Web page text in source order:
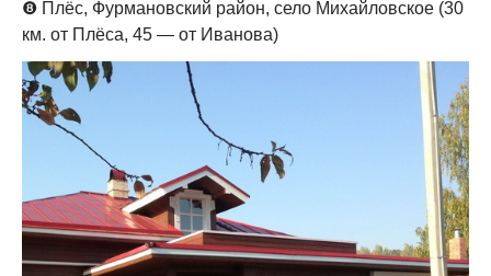
❽ Плёс, Фурмановский район, село Михайловское (30
км. от Плёса, 45 — от Иванова)